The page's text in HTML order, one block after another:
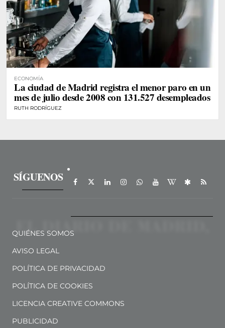
ECONOMÍA
La ciudad de Madrid registra el menor paro en un
mes de julio desde 2008 con 131.527 desempleados
RUTH RODRÍGUEZ
SÍGUENOS
QUIÉNES SOMOS
AVISO LEGAL
POLÍTICA DE PRIVACIDAD
POLÍTICA DE COOKIES
LICENCIA CREATIVE COMMONS
PUBLICIDAD